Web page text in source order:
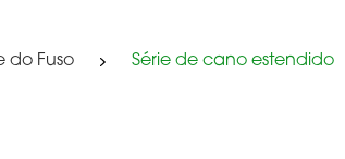
do Fuso Série de cano estendido